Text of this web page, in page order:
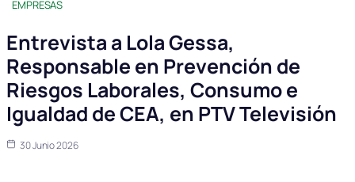
EMPRESAS
Entrevista a Lola Gessa,
Responsable en Prevención de
Riesgos Laborales, Consumo e
Igualdad de CEA, en PTV Televisión
30 Junio 2026